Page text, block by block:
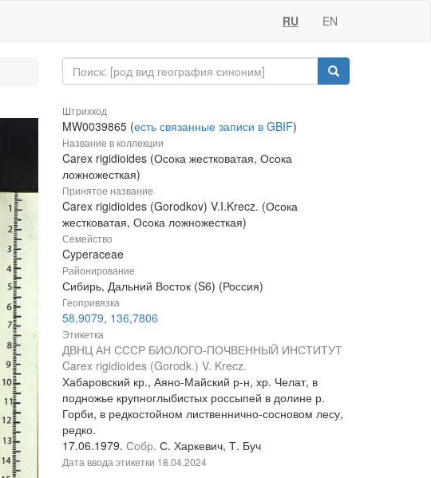
RU EN
Штрихкод
MW0039865 (есть связанные записи в GBIF)
Название в коллекции
Carex rigidioides (Осока жестковатая, Осока
ложножесткая)
Принятое название
Carex rigidioides (Gorodkov) V.I.Krecz. (Осока
жестковатая, Осока ложножесткая)
Семейство
Cyperaceae
Районирование
Сибирь, Дальний Восток (S6) (Россия)
Геопривязка
58,9079, 136,7806
Этикетка
ДВНЦ АН СССР БИОЛОГО-ПОЧВЕННЫЙ ИНСТИТУТ
Carex rigidioides (Gorodk.) V. Krecz.
Хабаровский кр., Аяно-Майский р-н, хр. Челат, в
подножье крупноглыбистых россыпей в долине р.
Горби, в редкостойном лиственнично-сосновом лесу,
редко.
17.06.1979. Собр. С. Харкевич, Т. Буч
Дата ввода этикетки 18.04.2024